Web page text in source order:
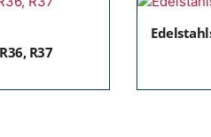
R37